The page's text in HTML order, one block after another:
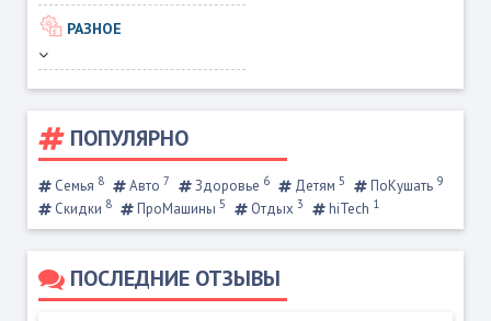
РАЗНОЕ
ПОПУЛЯРНО
Семья 8 Авто 7 Здоровье 6 Детям 5 ПоКушать 9
Скидки 8 ПроМашины 5 Отдых 3 hiTech 1
ПОСЛЕДНИЕ ОТЗЫВЫ